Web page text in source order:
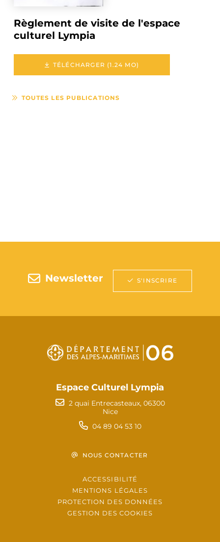
Règlement de visite de l'espace
culturel Lympia
TÉLÉCHARGER (1.24 MO)
TOUTES LES PUBLICATIONS
Newsletter S'INSCRIRE
Espace Culturel Lympia
2 quai Entrecasteaux, 06300
Nice
04 89 04 53 10
NOUS CONTACTER
ACCESSIBILITÉ
MENTIONS LÉGALES
PROTECTION DES DONNÉES
GESTION DES COOKIES